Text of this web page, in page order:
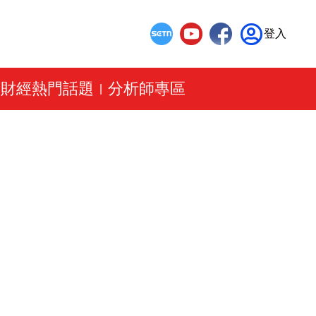
登入
財經熱門話題 分析師專區